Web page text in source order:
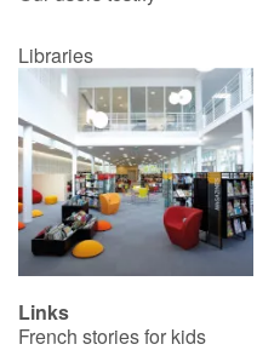
Help
Home
Family
Schools
Libraries
Videos & Tutorials
Libraries
Links
French stories for kids